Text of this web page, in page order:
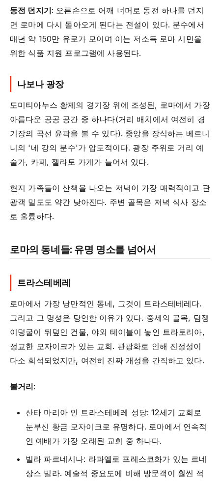
동전 던지기: 오른손으로 어깨 너머로 동전 하나를 던지
면 로마에 다시 돌아오게 된다는 전설이 있다. 분수에서
매년 약 150만 유로가 모이며 이는 저소득 로마 시민을
위한 식품 지원 프로그램에 사용된다.
나보나 광장
도미티아누스 황제의 경기장 위에 조성된, 로마에서 가장
아름다운 공공 공간 중 하나다(거리 배치에서 여전히 경
기장의 곡선 윤곽을 볼 수 있다). 중앙을 장식하는 베르니
니의 '네 강의 분수'가 압도적이다. 광장 주위로 거리 예
술가, 카페, 젤라토 가게가 늘어서 있다.
현지 가족들이 산책을 나오는 저녁이 가장 매력적이고 관
광객 밀도도 약간 낮아진다. 주변 골목은 저녁 식사 장소
로 훌륭하다.
로마의 동네들: 유명 명소를 넘어서
트라스테베레
로마에서 가장 낭만적인 동네, 그것이 트라스테베레다.
그리고 그 명성은 당연한 이유가 있다. 중세의 골목, 담쟁
이덩굴이 뒤덮인 건물, 야외 테이블이 놓인 트라토리아,
정교한 모자이크가 있는 교회. 관광화로 인해 진정성이
다소 희석되었지만, 여전히 진짜 개성을 간직하고 있다.
볼거리:
산타 마리아 인 트라스테베레 성당: 12세기 교회로
눈부신 황금 모자이크로 유명하다. 로마에서 연속적
인 예배가 가장 오래된 교회 중 하나다.
빌라 파르네시나: 라파엘로 프레스코화가 있는 르네
상스 빌라. 예술적 중요도에 비해 방문객이 훨씬 적